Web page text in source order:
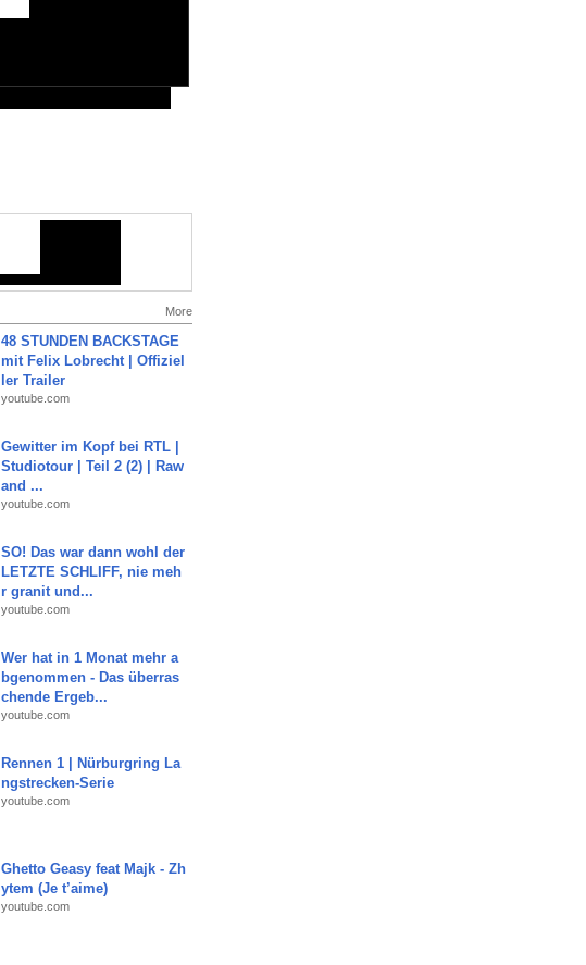
More
48 STUNDEN BACKSTAGE
mit Felix Lobrecht | Offiziel
ler Trailer
youtube.com
Gewitter im Kopf bei RTL |
Studiotour | Teil 2 (2) | Raw
and ...
youtube.com
SO! Das war dann wohl der
LETZTE SCHLIFF, nie meh
r granit und...
youtube.com
Wer hat in 1 Monat mehr a
bgenommen - Das überras
chende Ergeb...
youtube.com
Rennen 1 | Nürburgring La
ngstrecken-Serie
youtube.com
Ghetto Geasy feat Majk - Zh
ytem (Je t’aime)
youtube.com